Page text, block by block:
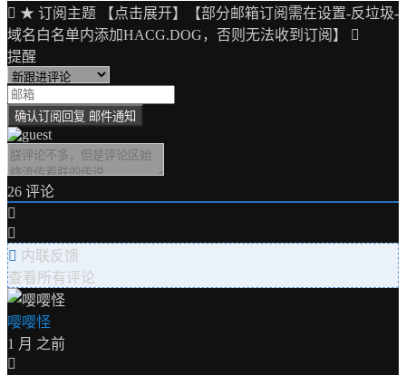
导
航
★ 订阅主题 【点击展开】【部分邮箱订阅需在设置-反垃圾-
域名白名单内添加HACG.DOG，否则无法收到订阅】
提醒
26 评论
内联反馈
查看所有评论
嘤嘤怪
1 月 之前